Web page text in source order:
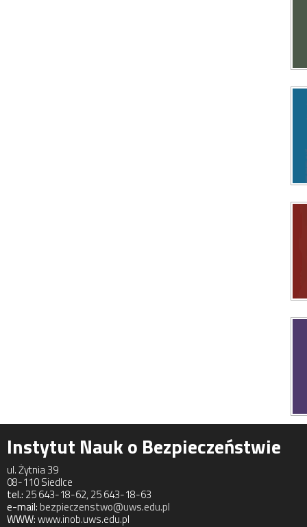
Instytut Nauk o Bezpieczeństwie
ul. Żytnia 39
08-110 Siedlce
tel.: 25 643-18-62, 25 643-18-63
e-mail:bezpieczenstwo@uws.edu.pl
WWW:www.inob.uws.edu.pl